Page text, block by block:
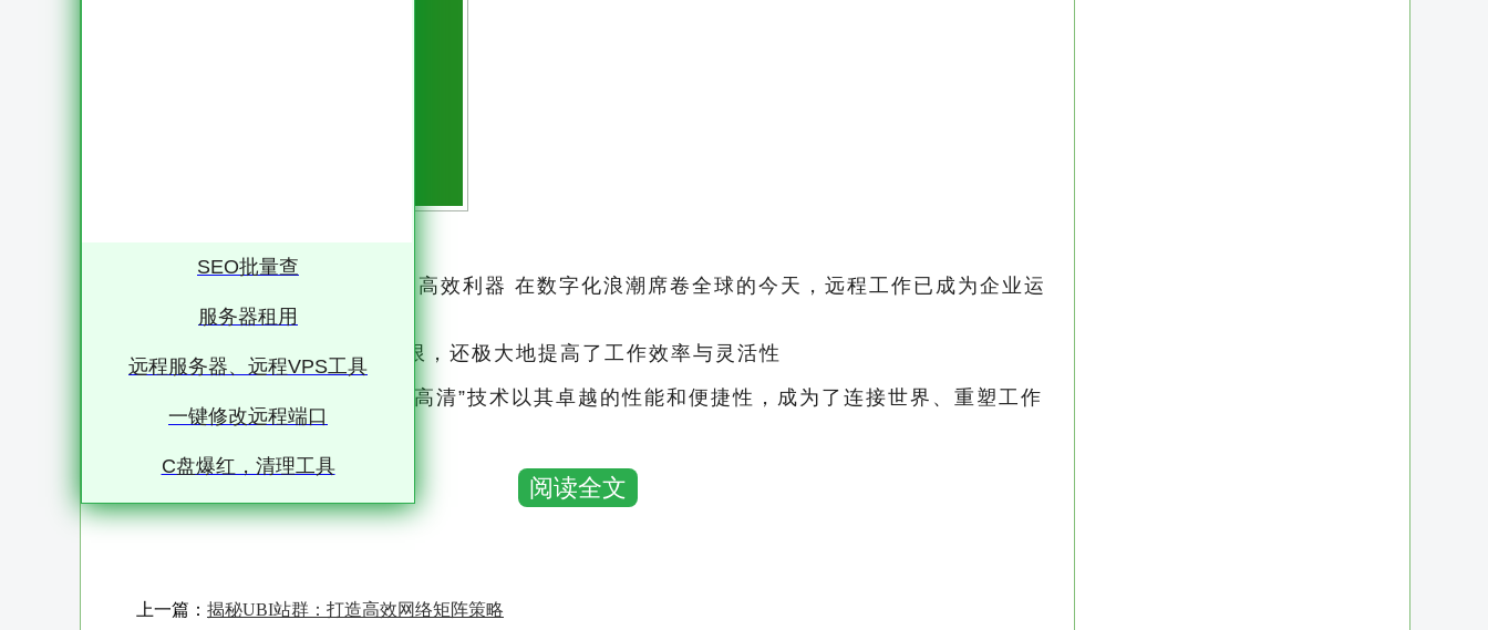
远程桌面高清：重塑工作边界的高效利器 在数字化浪潮席卷全球的今天，远程工作已成为企业运
营和个人职业发展的新常态
这一变革不仅跨越了地理界限，还极大地提高了工作效率与灵活性
而在这一过程中，“远程桌面高清”技术以其卓越的性能和便捷性，成为了连接世界、重塑工作
传输到另一台远程计算机（客户端）上，使用户能够像操作本地计算机一样，远程访问和使用服
而“高清”二字，则是对这一技术视觉体验的极致追求，它确保了远程桌面在传输过程中的图像
阅读全文
上一篇： 揭秘UBI站群：打造高效网络矩阵策略
SEO批量查
服务器租用
远程服务器、远程VPS工具
一键修改远程端口
C盘爆红，清理工具